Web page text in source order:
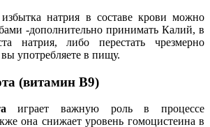
натрия в составе крови можно
-дополнительно принимать Калий, в
натрия, либо перестать чрезмерно
употребляете в пищу.
(витамин B9)
играет важную роль в процессе
она снижает уровень гомоцистеина в